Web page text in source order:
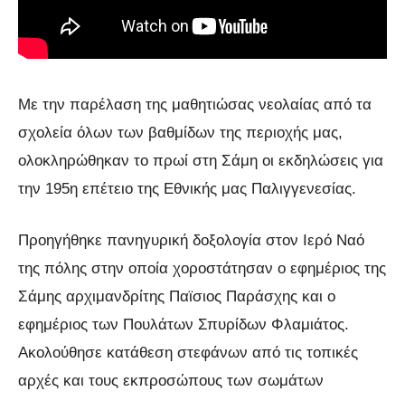
Με την παρέλαση της μαθητιώσας νεολαίας από τα
σχολεία όλων των βαθμίδων της περιοχής μας,
ολοκληρώθηκαν το πρωί στη Σάμη οι εκδηλώσεις για
την 195η επέτειο της Εθνικής μας Παλιγγενεσίας.
Προηγήθηκε πανηγυρική δοξολογία στον Ιερό Ναό
της πόλης στην οποία χοροστάτησαν ο εφημέριος της
Σάμης αρχιμανδρίτης Παϊσιος Παράσχης και ο
εφημέριος των Πουλάτων Σπυρίδων Φλαμιάτος.
Aκολούθησε κατάθεση στεφάνων από τις τοπικές
αρχές και τους εκπροσώπους των σωμάτων